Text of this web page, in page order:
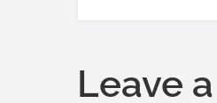
Leave